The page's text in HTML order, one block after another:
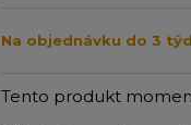
Na objednávku do 3
Tento produkt